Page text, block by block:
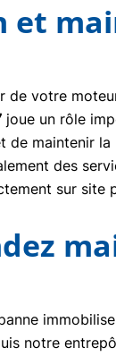
et
de votre
joue un rôle
de maintenir
des
sur site
notre